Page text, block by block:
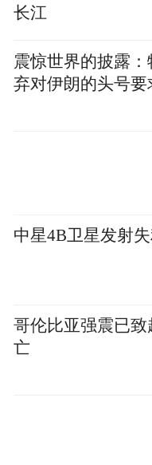
频)为凤凰网旗下自
Notice: The
pictures and audios
by the user of
platform and
长江
震惊世界的披露：
弃对伊朗的头号要
中星4B卫星发射失
哥伦比亚强震已致
亡